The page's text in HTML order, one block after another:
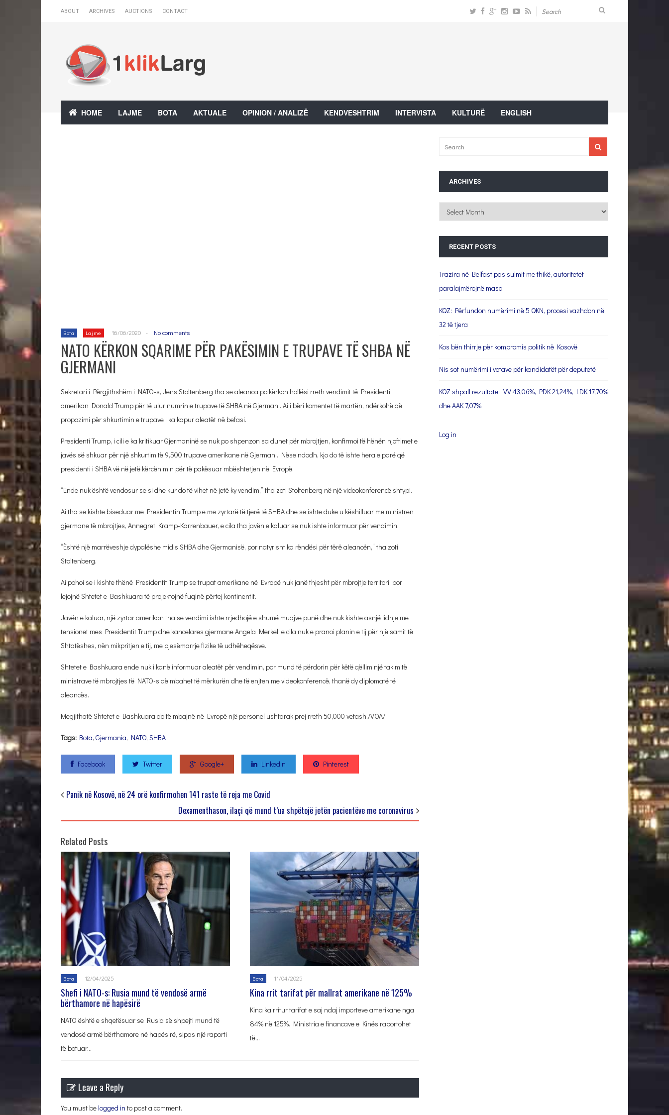
ABOUT ARCHIVES AUCTIONS CONTACT
HOME LAJME BOTA AKTUALE OPINION / ANALIZË KENDVESHTRIM INTERVISTA KULTURË ENGLISH
Bota Lajme 16/06/2020 - No comments
NATO KËRKON SQARIME PËR PAKËSIMIN E TRUPAVE TË SHBA NË
GJERMANI
Sekretari i Përgjithshëm i NATO-s, Jens Stoltenberg tha se aleanca po kërkon hollësi rreth vendimit të Presidentit
amerikan Donald Trump për të ulur numrin e trupave të SHBA në Gjermani. Ai i bëri komentet të martën, ndërkohë që
propozimi për shkurtimin e trupave i ka kapur aleatët në befasi.
Presidenti Trump, i cili e ka kritikuar Gjermaninë se nuk po shpenzon sa duhet për mbrojtjen, konfirmoi të hënën njoftimet e
javës së shkuar për një shkurtim të 9,500 trupave amerikane në Gjermani. Nëse ndodh, kjo do të ishte hera e parë që
presidenti i SHBA vë në jetë kërcënimin për të pakësuar mbështetjen në Evropë.
“Ende nuk është vendosur se si dhe kur do të vihet në jetë ky vendim,” tha zoti Stoltenberg në një videokonferencë shtypi.
Ai tha se kishte biseduar me Presidentin Trump e me zyrtarë të tjerë të SHBA dhe se ishte duke u këshilluar me ministren
gjermane të mbrojtjes, Annegret Kramp-Karrenbauer, e cila tha javën e kaluar se nuk ishte informuar për vendimin.
“Është një marrëveshje dypalëshe midis SHBA dhe Gjermanisë, por natyrisht ka rëndësi për tërë aleancën,” tha zoti
Stoltenberg.
Ai pohoi se i kishte thënë Presidentit Trump se trupat amerikane në Evropë nuk janë thjesht për mbrojtje territori, por
lejojnë Shtetet e Bashkuara të projektojnë fuqinë përtej kontinentit.
Javën e kaluar, një zyrtar amerikan tha se vendimi ishte rrjedhojë e shumë muajve punë dhe nuk kishte asnjë lidhje me
tensionet mes Presidentit Trump dhe kancelares gjermane Angela Merkel, e cila nuk e pranoi planin e tij për një samit të
Shtatëshes, nën mikpritjen e tij, me pjesëmarrje fizike të udhëheqësve.
Shtetet e Bashkuara ende nuk i kanë informuar aleatët për vendimin, por mund të përdorin për këtë qëllim një takim të
ministrave të mbrojtjes të NATO-s që mbahet të mërkurën dhe të enjten me videokonferencë, thanë dy diplomatë të
aleancës.
Megjithatë Shtetet e Bashkuara do të mbajnë në Evropë një personel ushtarak prej rreth 50,000 vetash./VOA/
Tags: Bota, Gjermania, NATO, SHBA
Facebook Twitter Google+ Linkedin Pinterest
Panik në Kosovë, në 24 orë konfirmohen 141 raste të reja me Covid
Dexamenthason, ilaçi që mund t’ua shpëtojë jetën pacientëve me coronavirus
Related Posts
Bota 12/04/2025
Shefi i NATO-s: Rusia mund të vendosë armë
bërthamore në hapësirë
NATO është e shqetësuar se Rusia së shpejti mund të
vendosë armë bërthamore në hapësirë, sipas një raporti
të botuar…
Bota 11/04/2025
Kina rrit tarifat për mallrat amerikane në 125%
Kina ka rritur tarifat e saj ndaj importeve amerikane nga
84% në 125%. Ministria e financave e Kinës raportohet
të…
Leave a Reply
You must be logged in to post a comment.
ARCHIVES
Archives
RECENT POSTS
Trazira në Belfast pas sulmit me thikë, autoritetet
paralajmërojnë masa
KQZ: Përfundon numërimi në 5 QKN, procesi vazhdon në
32 të tjera
Kos bën thirrje për kompromis politik në Kosovë
Nis sot numërimi i votave për kandidatët për deputetë
KQZ shpall rezultatet: VV 43,06%, PDK 21,24%, LDK 17,70%
dhe AAK 7,07%
Log in